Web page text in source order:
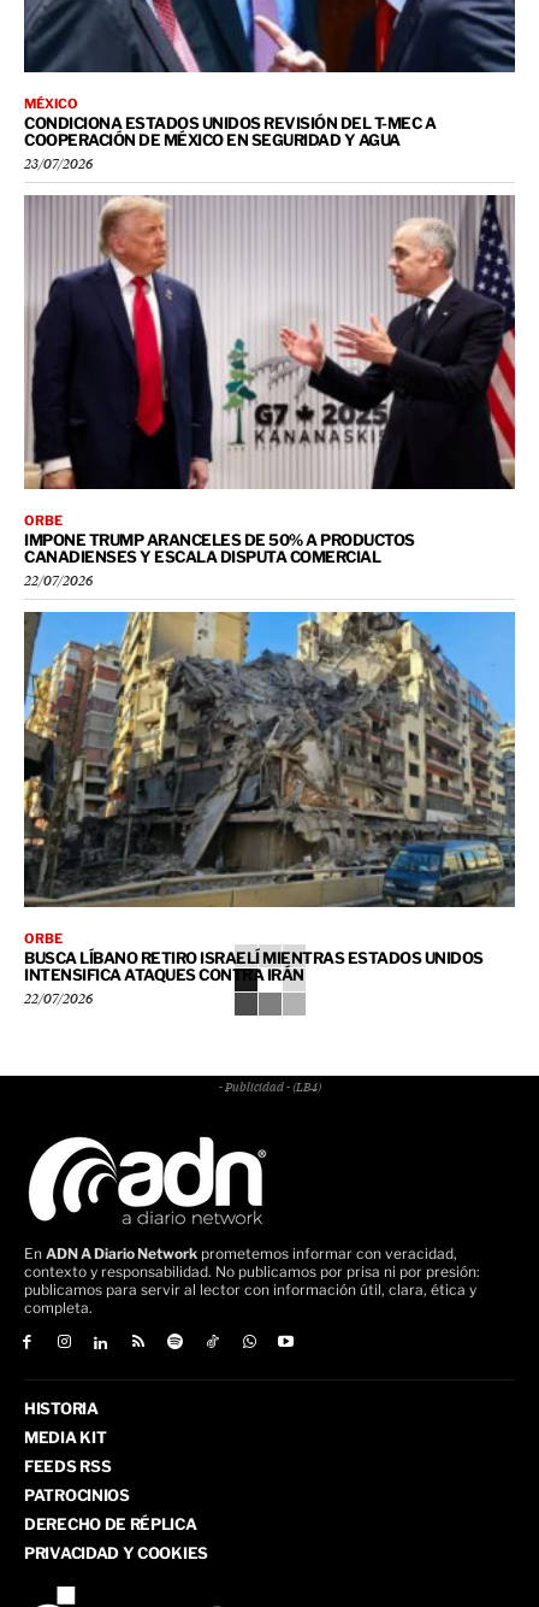
MÉXICO
CONDICIONA ESTADOS UNIDOS REVISIÓN DEL T-MEC A
COOPERACIÓN DE MÉXICO EN SEGURIDAD Y AGUA
23/07/2026
ORBE
IMPONE TRUMP ARANCELES DE 50% A PRODUCTOS
CANADIENSES Y ESCALA DISPUTA COMERCIAL
22/07/2026
ORBE
BUSCA LÍBANO RETIRO ISRAELÍ MIENTRAS ESTADOS UNIDOS
INTENSIFICA ATAQUES CONTRA IRÁN
22/07/2026
- Publicidad - (LB4)
En ADN A Diario Network prometemos informar con veracidad,
contexto y responsabilidad. No publicamos por prisa ni por presión:
publicamos para servir al lector con información útil, clara, ética y
completa.
HISTORIA
MEDIA KIT
FEEDS RSS
PATROCINIOS
DERECHO DE RÉPLICA
PRIVACIDAD Y COOKIES